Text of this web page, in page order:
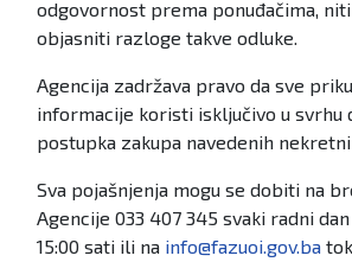
odgovornost prema ponuđačima,
objasniti razloge takve odluke.
Agencija zadržava pravo da sve
informacije koristi isključivo u svrhu
postupka zakupa navedenih
Sva pojašnjenja mogu se dobiti na
Agencije 033 407 345 svaki radni
15:00 sati ili na info@fazuoi.gov.ba